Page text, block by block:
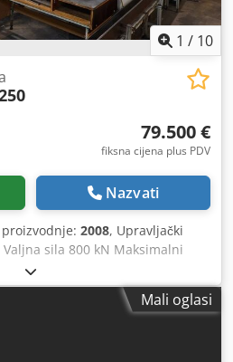
1 / 10
79.500 €
fiksna cijena plus PDV
Nazvati
2008, Upravljački
Valjna sila 800 kN Maksimalni
Širina obratka 80 mm Promjer
100-700 o/min Snaga
mm Širina 2600 mm Visina
valjka: 45-100 mm Opseg
Podešavanje brzine u
Mali oglasi